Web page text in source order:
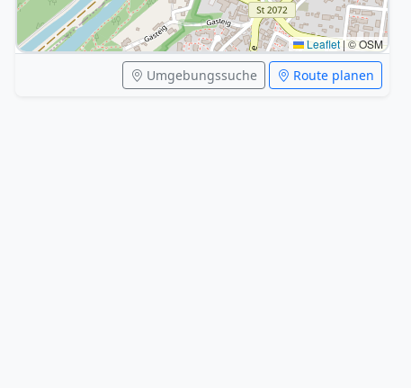
Leaflet|© OSM
Umgebungssuche Route planen